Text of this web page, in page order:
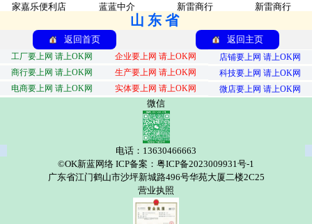
家嘉乐便利店 蓝蓝中介 新雷商行 新雷商行
山东省
返回首页 返回主页
工厂要上网 请上OK网 企业要上网 请上OK网
店铺要上网 请上OK网
商行要上网 请上OK网
生产要上网 请上OK网
科技要上网 请上OK网
电商要上网 请上OK网
实体要上网 请上OK网 微店要上网 请上OK网
微信
电话：13630466663
©OK新蓝网络 ICP备案：粤ICP备2023009931号-1
广东省江门鹤山市沙坪新城路496号华苑大厦二楼2C25
营业执照